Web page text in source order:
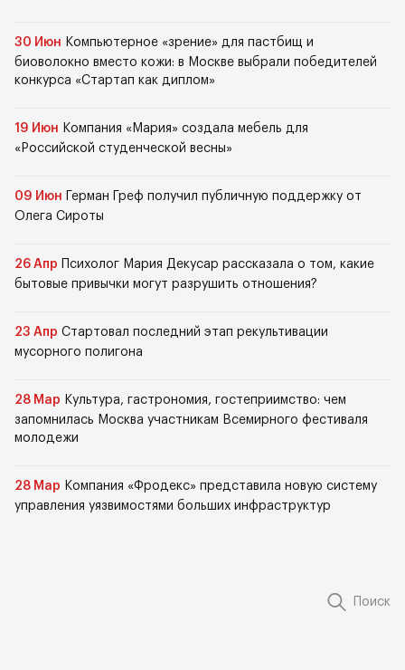
30 Июн Компьютерное «зрение» для пастбищ и
биоволокно вместо кожи: в Москве выбрали победителей
конкурса «Стартап как диплом»
19 Июн Компания «Мария» создала мебель для
«Российской студенческой весны»
09 Июн
Герман Греф получил публичную поддержку от
Олега Сироты
26 Апр
Психолог Мария Декусар рассказала о том, какие
бытовые привычки могут разрушить отношения?
23 Апр Стартовал последний этап рекультивации
мусорного полигона
28 Мар Культура, гастрономия, гостеприимство: чем
запомнилась Москва участникам Всемирного фестиваля
молодежи
28 Мар Компания «Фродекс» представила новую систему
управления уязвимостями больших инфраструктур
Поиск